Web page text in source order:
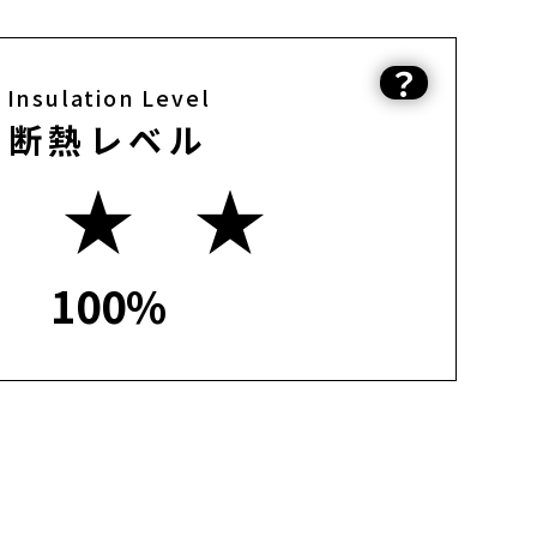
Insulation Level
断熱レベル
★ ★
100%
？